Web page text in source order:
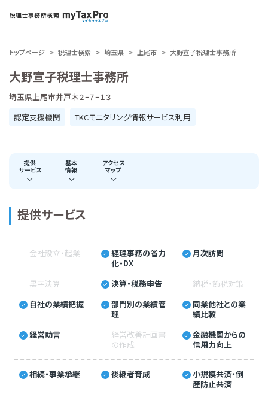
トップページ 税理士検索 埼玉県 上尾市 大野宣子税理士事務所
大野宣子税理士事務所
埼玉県上尾市井戸木２−７−１３
認定支援機関
TKCモニタリング情報サービス利用
提供
サービス
基本
情報
アクセス
マップ
提供サービス
会社設立・起業
経理事務の省力
化・DX
月次訪問
黒字決算 決算・税務申告
納税・節税対策
自社の業績把握
部門別の業績管
理
同業他社との業
績比較
経営助言
経営改善計画書
の作成
金融機関からの
信用力向上
相続・事業承継 後継者育成
小規模共済・倒
産防止共済